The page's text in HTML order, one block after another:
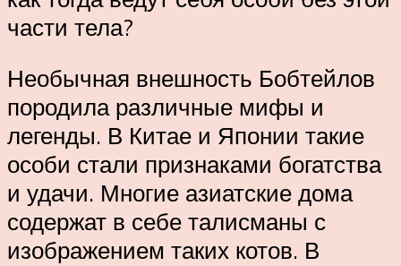
части тела?
Необычная внешность Бобтейлов
породила различные мифы и
легенды. В Китае и Японии такие
особи стали признаками богатства
и удачи. Многие азиатские дома
содержат в себе талисманы с
изображением таких котов. В